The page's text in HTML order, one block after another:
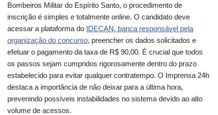
Bombeiros Militar do Espírito Santo, o procedimento de
inscrição é simples e totalmente online. O candidato deve
acessar a plataforma do IDECAN, banca responsável pela
organização do concurso, preencher os dados solicitados e
efetuar o pagamento da taxa de R$ 90,00. É crucial que todos
os passos sejam cumpridos rigorosamente dentro do prazo
estabelecido para evitar qualquer contratempo. O Imprensa 24h
destaca a importância de não deixar para a última hora,
prevenindo possíveis instabilidades no sistema devido ao alto
volume de acessos.